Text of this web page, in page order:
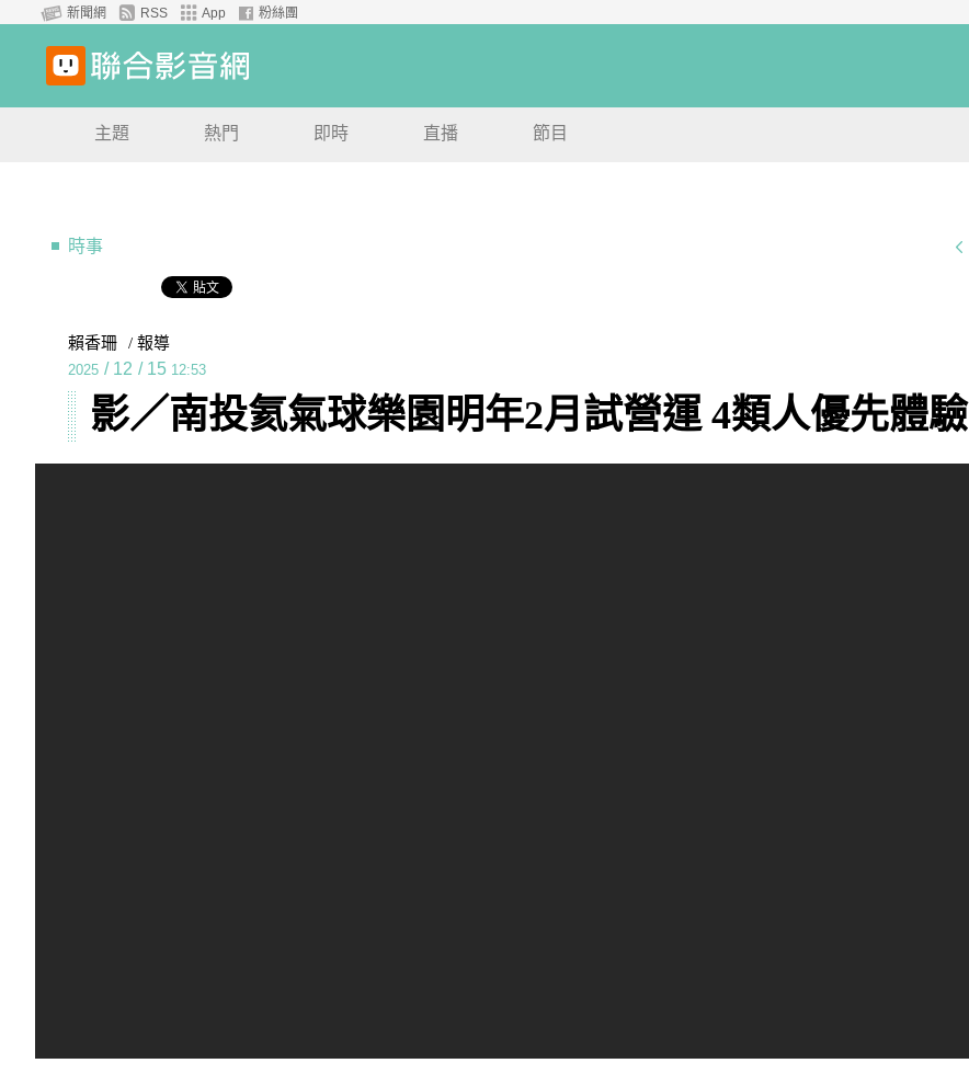
新聞網 RSS App 粉絲團
主題 熱門 即時 直播 節目
時事
賴香珊 / 報導
2025 / 12 / 15 12:53
影／南投氦氣球樂園明年2月試營運 4類人優先體驗